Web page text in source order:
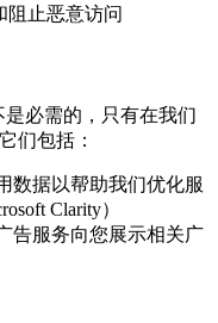
阻止恶意访问
必需的，只有在我们
们包括：
数据以帮助我们优化服
Clarity）
告服务向您展示相关广